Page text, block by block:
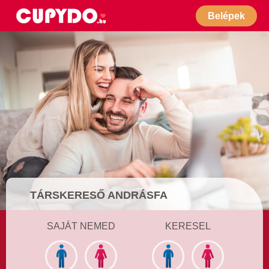
Belépek
TÁRSKERESŐ ANDRÁSFA
SAJÁT NEMED KERESEL